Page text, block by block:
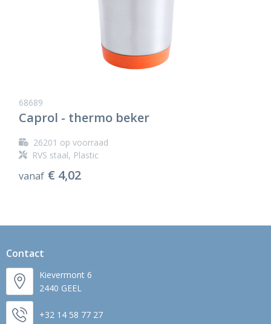
68689
Caprol - thermo beker
26201 op voorraad
RVS staal, Plastic
vanaf € 4,02
Contact
Kievermont 6
2440 GEEL
+32 14 58 77 27